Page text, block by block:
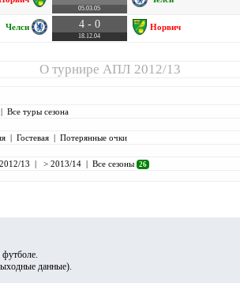
05.03.05
Челси 4 - 0
18.12.04
Норвич
О турнире АПЛ 2012/13
Все туры сезона
| Гостевая| Потерянные очки
13 | > 2013/14| Все сезоны 26
данные).